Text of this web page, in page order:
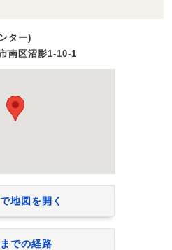
ター)
南区沼影1‐10‐1
地図を開く
での経路